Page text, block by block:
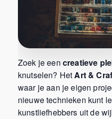
Zoek je een creatieve
knutselen? HetArt &
waar je aan je eigen
nieuwe technieken kunt
kunstliefhebbers uit de